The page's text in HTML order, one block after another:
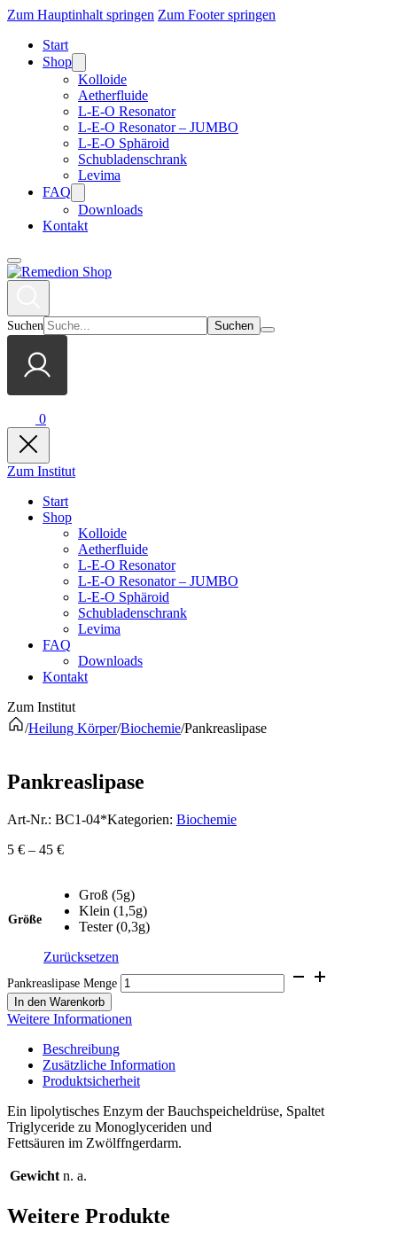
Zum Hauptinhalt springen Zum Footer springen
Start
Shop
Kolloide
Aetherfluide
L-E-O Resonator
L-E-O Resonator – JUMBO
L-E-O Sphäroid
Schubladenschrank
Levima
FAQ
Downloads
Kontakt
Suchen
0
Zum Institut
Start
Shop
Kolloide
Aetherfluide
L-E-O Resonator
L-E-O Resonator – JUMBO
L-E-O Sphäroid
Schubladenschrank
Levima
FAQ
Downloads
Kontakt
Zum Institut
/Heilung Körper/Biochemie/Pankreaslipase
Pankreaslipase
Art-Nr.: BC1-04*Kategorien: Biochemie
5 € – 45 €
Größe
Groß (5g)
Klein (1,5g)
Tester (0,3g)
Zurücksetzen
Pankreaslipase Menge
In den Warenkorb
Weitere Informationen
Beschreibung
Zusätzliche Information
Produktsicherheit
Ein lipolytisches Enzym der Bauchspeicheldrüse, Spaltet
Triglyceride zu Monoglyceriden und
Fettsäuren im Zwölffngerdarm.
Gewicht n. a.
Weitere Produkte